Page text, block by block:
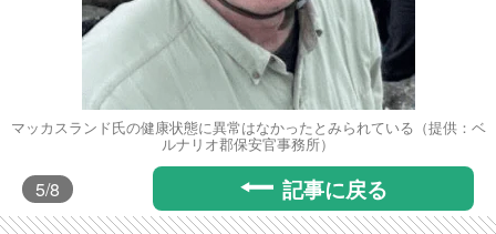
マッカスランド氏の健康状態に異常はなかったとみられている（提供：ベ
ルナリオ郡保安官事務所）
5/8 記事に戻る